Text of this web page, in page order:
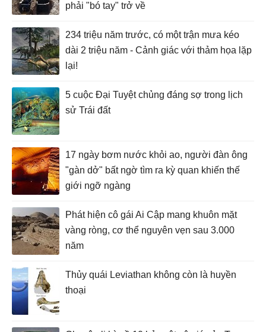
phải "bó tay" trở về
234 triệu năm trước, có một trận mưa kéo
dài 2 triệu năm - Cảnh giác với thảm họa lặp
lại!
5 cuộc Đại Tuyệt chủng đáng sợ trong lịch
sử Trái đất
17 ngày bơm nước khỏi ao, người đàn ông
"gàn dở" bất ngờ tìm ra kỳ quan khiến thế
giới ngỡ ngàng
Phát hiện cô gái Ai Cập mang khuôn mặt
vàng ròng, cơ thể nguyên vẹn sau 3.000
năm
Thủy quái Leviathan không còn là huyền
thoại